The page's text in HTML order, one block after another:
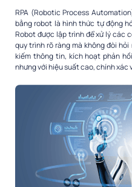
RPA (Robotic Process
bằng robot là hình thức tự động
Robot được lập trình để xử lý các
quy trình rõ ràng mà không đòi
kiếm thông tin, kích hoạt phản
nhưng với hiệu suất cao, chính xác